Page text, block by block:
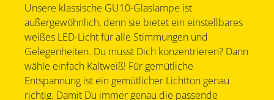
Unsere klassische GU10-Glaslampe ist
außergewöhnlich, denn sie bietet ein einstellbares
weißes LED-Licht für alle Stimmungen und
Gelegenheiten. Du musst Dich konzentrieren? Dann
wähle einfach Kaltweiß! Für gemütliche
Entspannung ist ein gemütlicher Lichtton genau
richtig. Damit Du immer genau die passende